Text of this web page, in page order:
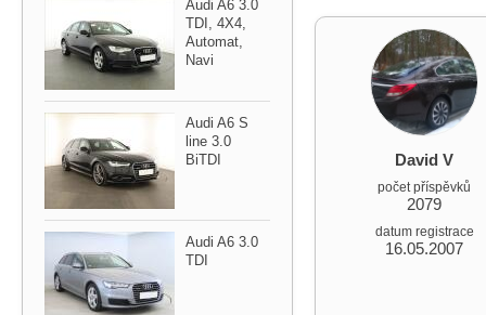
David V
počet příspěvků
2079
datum registrace
16.05.2007
Audi A6 3.0
TDI,​ 4X4,​
Automat,​
Navi
Audi A6 S
line 3.0
BiTDI
Audi A6 3.0
TDI